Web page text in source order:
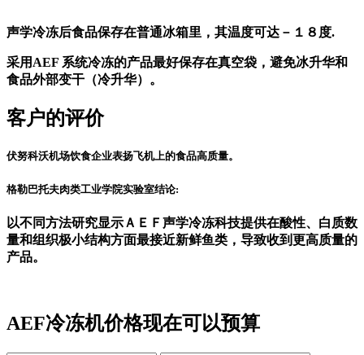
声学冷冻后食品保存在普通冰箱里，其温度可达－１８度.
采用AEF 系统冷冻的产品最好保存在真空袋，避免冰升华和
食品外部变干（冷升华）。
客户的评价
伏努科沃机场饮食企业表扬飞机上的食品高质量。
格勒巴托夫肉类工业学院实验室结论:
以不同方法研究显示ＡＥＦ声学冷冻科技提供在酸性、白质数
量和组织极小结构方面最接近新鲜鱼类，导致收到更高质量的
产品。
AEF冷冻机价格现在可以预算